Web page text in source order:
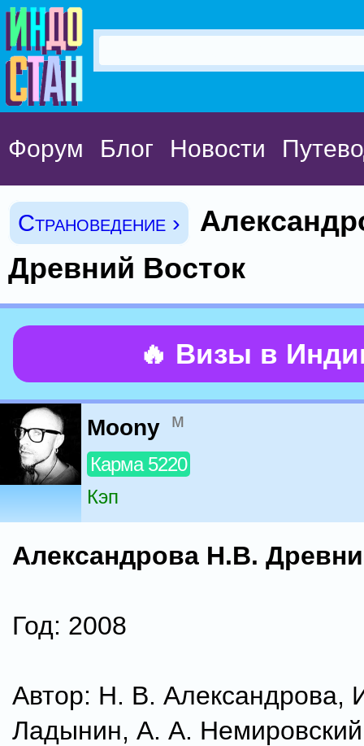
Форум Блог Новости
Страноведение ›
Древний Восток
🔥 Визы в
Moony м
Карма 5220
Кэп
Александрова Н.В.
Год: 2008
Автор: Н. В. Александрова,
Ладынин, А. А.